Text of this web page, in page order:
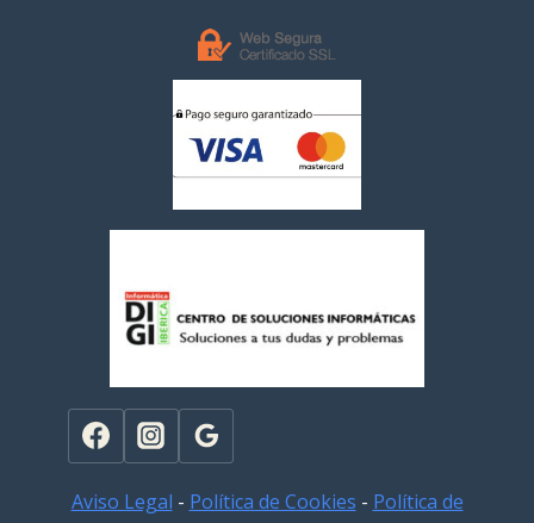
Aviso Legal - Política de Cookies - Política de